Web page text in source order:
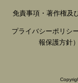
免責事項・著作権及
プライバシーポリシ
報保護方針）